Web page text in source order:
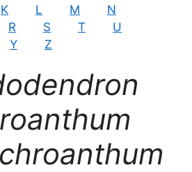
K L M
N
R S T
U
Y Z